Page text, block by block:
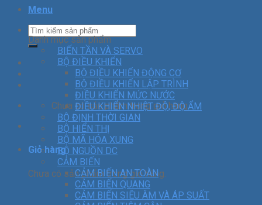
Menu
Chưa có sản phẩm trong giỏ hàng.
Giỏ hàng
Chưa có sản phẩm trong giỏ hàng.
Danh mục sản phẩm
BIẾN TẦN VÀ SERVO
BỘ ĐIỀU KHIỂN
BỘ ĐIỀU KHIỂN ĐỘNG CƠ
BỘ ĐIỀU KHIỂN LẬP TRÌNH
ĐIỀU KHIỂN MỨC NƯỚC
ĐIỀU KHIỂN NHIỆT ĐỘ, ĐỘ ẨM
BỘ ĐỊNH THỜI GIAN
BỘ HIỂN THỊ
BỘ MÃ HÓA XUNG
BỘ NGUỒN DC
CẢM BIẾN
CẢM BIẾN AN TOÀN
CẢM BIẾN QUANG
CẢM BIẾN SIÊU ÂM VÀ ÁP SUẤT